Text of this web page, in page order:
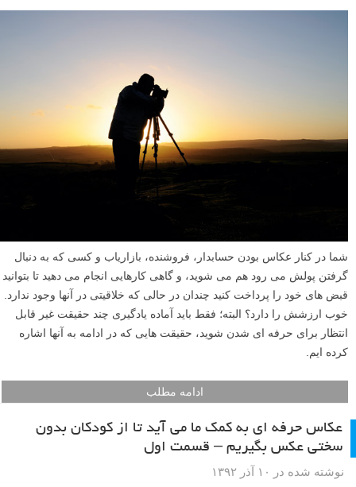
در این مطلب هدف این است که در ساعت های مختلف روز، حتی ساعاتی
عکس های پرتره خود نورپردازی مناسبی را انجام دهید. اگر «
این مطلب را مطالعه نکرده اید، قبل یا بعد از خواندن این مطلب آن را نیز
ادامه مطلب
شما در کنار عکاس بودن حسابدار، فروشنده، بازاریاب و کسی که به دنبال